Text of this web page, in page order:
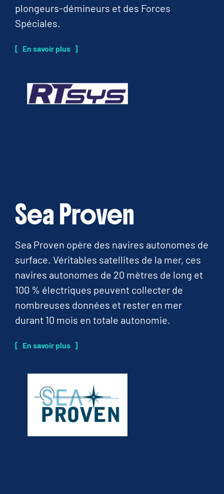
plongeurs-démineurs et des Forces
Spéciales.
En savoir plus
Sea Proven
Sea Proven opère des navires autonomes de
surface. Véritables satellites de la mer, ces
navires autonomes de 20 mètres de long et
100 % électriques peuvent collecter de
nombreuses données et rester en mer
durant 10 mois en totale autonomie.
En savoir plus